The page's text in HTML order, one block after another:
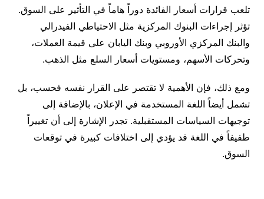
تلعب قرارات أسعار الفائدة دوراً هاماً في التأثير على السوق.
تؤثر إجراءات البنوك المركزية مثل الاحتياطي الفيدرالي
والبنك المركزي الأوروبي وبنك اليابان على قيمة العملات،
وتحركات الأسهم، ومستويات أسعار السلع مثل الذهب.
ومع ذلك، فإن الأهمية لا تقتصر على القرار نفسه فحسب، بل
تشمل أيضاً اللغة المستخدمة في الإعلان، بالإضافة إلى
توجيهات السياسات المستقبلية. تجدر الإشارة إلى أن تغييراً
طفيفاً في اللغة قد يؤدي إلى اختلافات كبيرة في توقعات
السوق.